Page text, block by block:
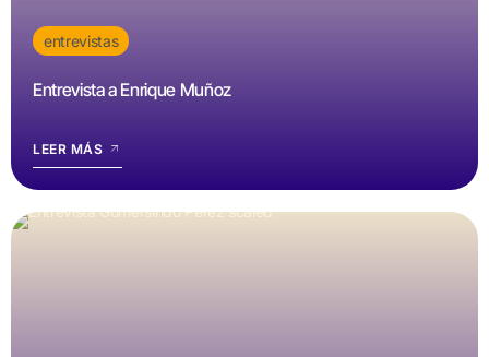
entrevistas
Entrevista a Enrique Muñoz
LEER MÁS